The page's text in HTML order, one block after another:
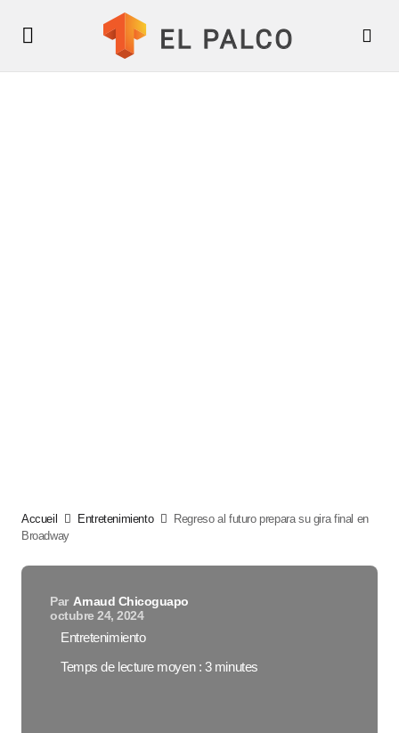
Accueil Entretenimiento
Regreso al futuro prepara su gira final en
Broadway
Par Arnaud Chicoguapo
octubre 24, 2024
Entretenimiento
Temps de lecture moyen : 3 minutes